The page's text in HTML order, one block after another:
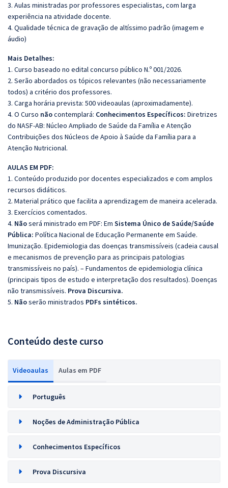
3. Aulas ministradas por professores especialistas, com larga
experiência na atividade docente.
4. Qualidade técnica de gravação de altíssimo padrão (imagem e
áudio)
Mais Detalhes:
1. Curso baseado no edital concurso público N.º 001/2026.
2. Serão abordados os tópicos relevantes (não necessariamente
todos) a critério dos professores.
3. Carga horária prevista: 500 videoaulas (aproximadamente).
4. O Curso nãocontemplará: Conhecimentos Específicos: Diretrizes
do NASF-AB: Núcleo Ampliado de Saúde da Família e Atenção
Contribuições dos Núcleos de Apoio à Saúde da Família para a
Atenção Nutricional.
AULAS EM PDF:
1. Conteúdo produzido por docentes especializados e com amplos
recursos didáticos.
2. Material prático que facilita a aprendizagem de maneira acelerada.
3. Exercícios comentados.
4. Nãoserá ministrado em PDF: Em Sistema Único de Saúde/Saúde
Pública: Política Nacional de Educação Permanente em Saúde.
Imunização. Epidemiologia das doenças transmissíveis (cadeia causal
e mecanismos de prevenção para as principais patologias
transmissíveis no país). – Fundamentos de epidemiologia clínica
(principais tipos de estudo e interpretação dos resultados). Doenças
não transmissíveis. Prova Discursiva.
5. Nãoserão ministrados PDFs sintéticos.
Conteúdo deste curso
Videoaulas Aulas em PDF
Português
Noções de Administração Pública
Conhecimentos Específicos
Prova Discursiva